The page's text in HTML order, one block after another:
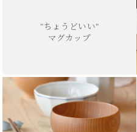
"ちょうどいい"
マグカップ